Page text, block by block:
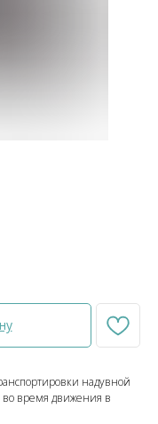
надувной
во время движения в